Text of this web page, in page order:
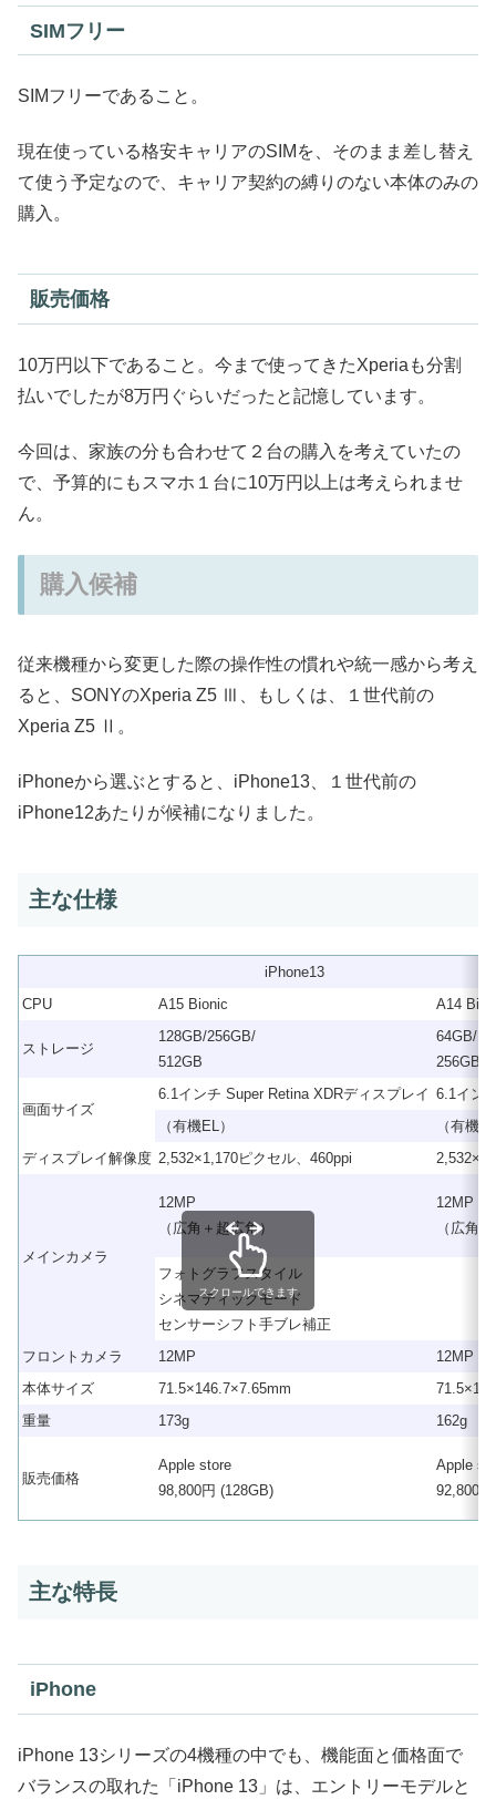
SIMフリー
SIMフリーであること。
現在使っている格安キャリアのSIMを、そのまま差し替え
て使う予定なので、キャリア契約の縛りのない本体のみの
購入。
販売価格
10万円以下であること。今まで使ってきたXperiaも分割
払いでしたが8万円ぐらいだったと記憶しています。
今回は、家族の分も合わせて２台の購入を考えていたの
で、予算的にもスマホ１台に10万円以上は考えられませ
ん。
購入候補
従来機種から変更した際の操作性の慣れや統一感から考え
ると、SONYのXperia Z5 Ⅲ、もしくは、１世代前の
Xperia Z5 Ⅱ。
iPhoneから選ぶとすると、iPhone13、１世代前の
iPhone12あたりが候補になりました。
主な仕様
iPhone13
CPU
A15 Bionic A14
ストレージ
128GB/256GB/
512GB
64GB/
256GB
画面サイズ
6.1インチ Super Retina XDRディスプレイ 6.1イン
（有機EL）
（有機
ディスプレイ解像度 2,532×1,170ピクセル、460ppi
メインカメラ
12MP
（広角＋超広角）
12MP
（広角
フォトグラフスタイル
シネマティックモード
センサーシフト手ブレ補正
フロントカメラ
12MP
12MP
本体サイズ
71.5×146.7×7.65mm
重量
173g 162g
販売価格
Apple store
98,800円 (128GB)
Apple
92,800
スクロールできます
主な特長
iPhone
iPhone 13シリーズの4機種の中でも、機能面と価格面で
バランスの取れた「iPhone 13」は、エントリーモデルと